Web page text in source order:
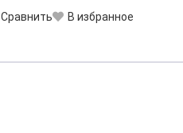
Сравнить В избранное